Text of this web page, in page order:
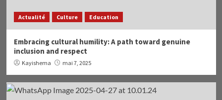
Actualité Culture Education
Embracing cultural humility: A path toward genuine
inclusion and respect
Kayishema mai 7, 2025